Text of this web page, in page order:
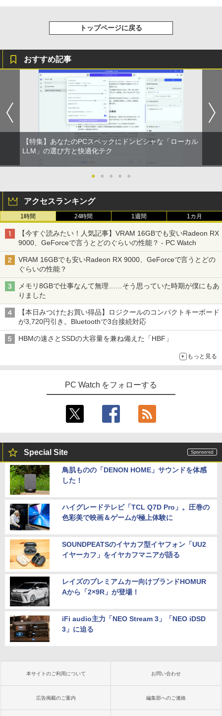
トップページに戻る
おすすめ記事
【特集】あなたのPCスペックにドンピシャな「ローカル
LLM」の選び方と快適化テク
● ● ● ● ●
アクセスランキング
1時間 24時間 1週間 1カ月
【今すぐ読みたい！人気記事】VRAM 16GBでも安いRadeon RX
9000、GeForceで言うとどのぐらいの性能？ - PC Watch
VRAM 16GBでも安いRadeon RX 9000、GeForceで言うとどの
ぐらいの性能？
メモリ8GBで仕事なんて無理……そう思っていた時期が僕にもあ
りました
【本日みつけたお買い得品】ロジクールのコンパクトキーボード
が3,720円引き。Bluetoothで3台接続対応
HBMの速さとSSDの大容量を兼ね備えた「HBF」
もっと見る
PC Watch をフォローする
Special Site
鳥肌ものの「DENON HOME」サウンドを体感
した！
ハイグレードテレビ「TCL Q7D Pro」。圧巻の
色彩美で映画＆ゲームが極上体験に
SOUNDPEATSのイヤカフ型イヤフォン「UU2
イヤーカフ」をイヤカフマニアが語る
レイズのプレミアムカー向けブランドHOMUR
Aから「2×9R」が登場！
iFi audio主力「NEO Stream 3」「NEO iDSD
3」に迫る
本サイトのご利用について お問い合わせ
広告掲載のご案内 編集部へのご連絡